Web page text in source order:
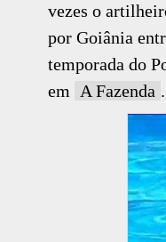
vezes o
por Goiânia
temporada do
em
A Fazenda .